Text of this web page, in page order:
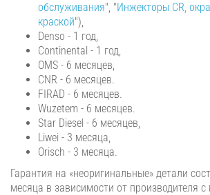
обслуживания", "Инжекторы CR,
краской"),
Denso - 1 год,
Continental - 1 год,
OMS - 6 месяцев,
CNR - 6 месяцев.
FIRAD - 6 месяцев.
Wuzetem - 6 месяцев.
Star Diesel - 6 месяцев,
Liwei - 3 месяца,
Orisch - 3 месяца.
Гарантия на «неоригинальные» детали
месяца в зависимости от производителя